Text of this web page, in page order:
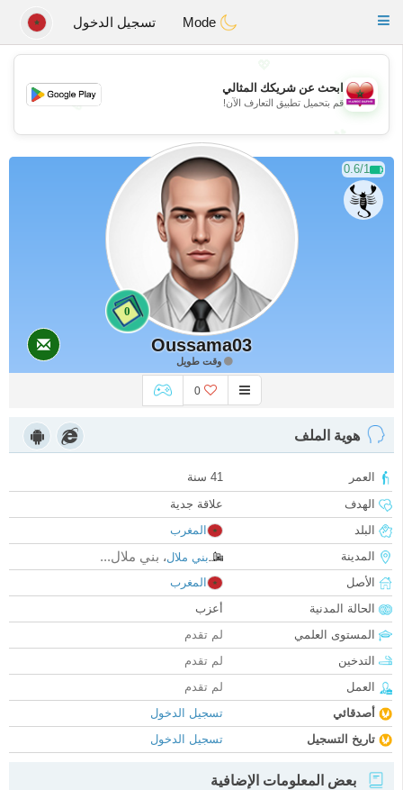
Maroc Dating
Toggle
تسجيل الدخول
💖
💕
💕
ابحث عن شريكك المثالي
قم بتحميل تطبيق التعارف الآن!
0.6/1
0
Oussama03
وقت طويل
0
هوية الملف
العمر
41 سنة
الهدف
علاقة جدية
البلد
المغرب
المدينة
بني ملال، بني ملال...
الأصل
المغرب
الحالة المدنية
أعزب
المستوى العلمي
لم تقدم
التدخين
لم تقدم
العمل
لم تقدم
أصدقائي
تسجيل الدخول
تاريخ التسجيل
تسجيل الدخول
بعض المعلومات الإضافية